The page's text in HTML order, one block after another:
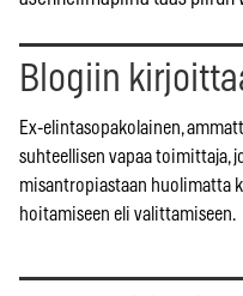
Blogiin
Ex-elintasopakolainen,
suhteellisen vapaa toimittaja,
misantropiastaan huolimatta
hoitamiseen eli valittamiseen.